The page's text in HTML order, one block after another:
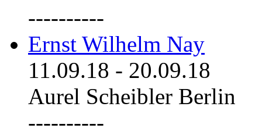
----------
Ernst Wilhelm Nay
11.09.18 - 20.09.18
Aurel Scheibler Berlin
----------